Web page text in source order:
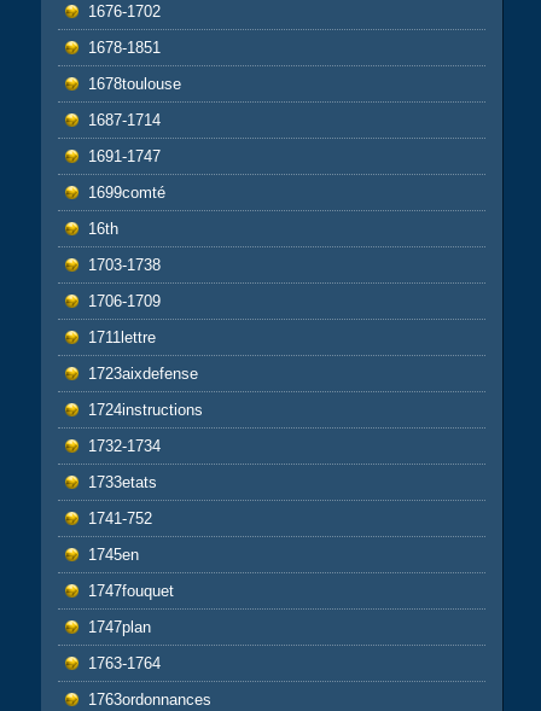
1676-1702
1678-1851
1678toulouse
1687-1714
1691-1747
1699comté
16th
1703-1738
1706-1709
1711lettre
1723aixdefense
1724instructions
1732-1734
1733etats
1741-752
1745en
1747fouquet
1747plan
1763-1764
1763ordonnances